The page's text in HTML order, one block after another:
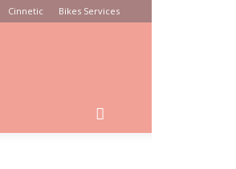
Cinnetic Bikes Services